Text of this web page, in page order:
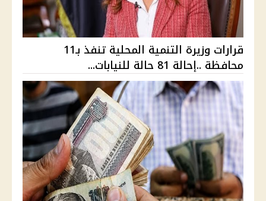
قرارات وزيرة التنمية المحلية تنفذ بـ11
محافظة ..إحالة 81 حالة للنيابات...